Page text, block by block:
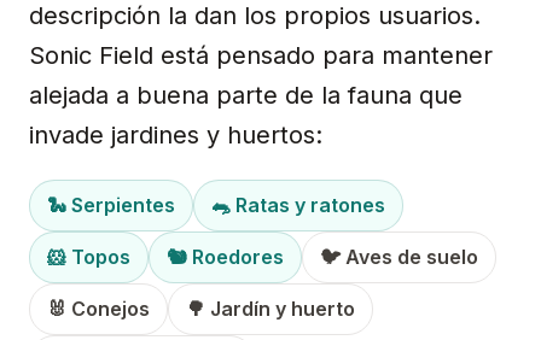
descripción la dan los propios usuarios.
Sonic Field está pensado para mantener
alejada a buena parte de la fauna que
invade jardines y huertos:
🐍 Serpientes 🐀 Ratas y ratones
🐹 Topos 🐿️ Roedores 🐦 Aves de suelo
🐰 Conejos 🌳 Jardín y huerto